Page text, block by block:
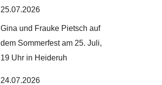
25.07.2026
Gina und Frauke Pietsch auf
dem Sommerfest am 25. Juli,
19 Uhr in Heideruh
24.07.2026